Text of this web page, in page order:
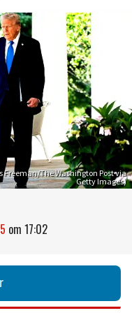
Freeman/The Washington Post via
Getty Images)
om 17:02